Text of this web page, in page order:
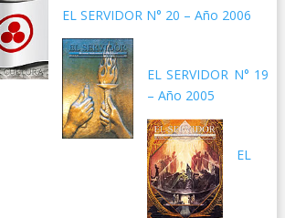
EL SERVIDOR N° 20 – Año 2006
EL SERVIDOR N° 19
– Año 2005
EL